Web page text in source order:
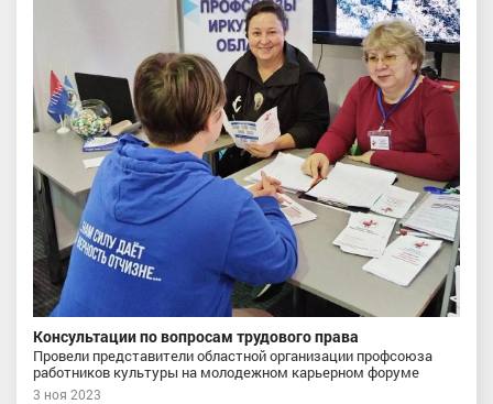
Консультации по вопросам трудового права
Провели представители областной организации профсоюза
работников культуры на молодежном карьерном форуме
3 ноя 2023